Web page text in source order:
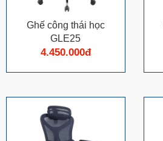
Ghế công thái học
GLE25
4.450.000đ